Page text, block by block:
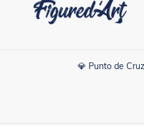
💎 Punto de